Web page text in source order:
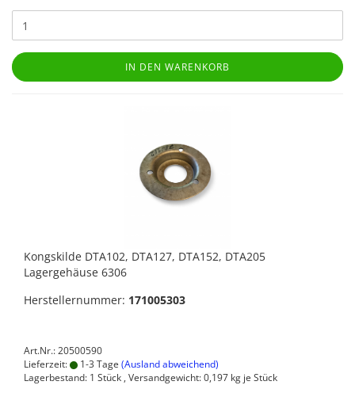
IN DEN WARENKORB
Kongskilde DTA102, DTA127, DTA152, DTA205
Lagergehäuse 6306
Herstellernummer: 171005303
Art.Nr.: 20500590
Lieferzeit:
1-3 Tage (Ausland abweichend)
Lagerbestand: 1 Stück , Versandgewicht:0,197 kg je Stück